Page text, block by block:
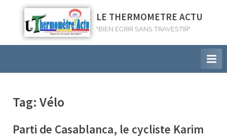
LE THERMOMETRE ACTU
"BIEN ECRIR SANS TRAVESTIR"
Tag: Vélo
Parti de Casablanca, le cycliste Karim